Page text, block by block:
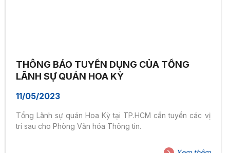
THÔNG BÁO TUYỂN DỤNG CỦA TỔNG
LÃNH SỰ QUÁN HOA KỲ
11/05/2023
Tổng Lãnh sự quán Hoa Kỳ tại TP.HCM cần tuyển các vị
trí sau cho Phòng Văn hóa Thông tin.